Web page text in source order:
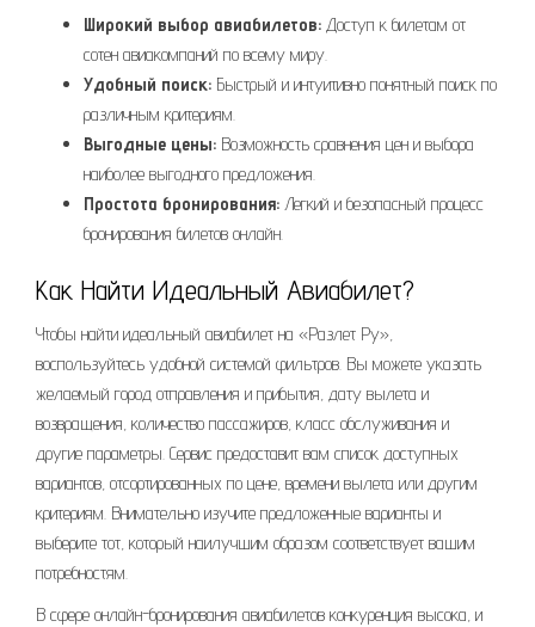
Широкий выбор авиабилетов: Доступ к билетам от
сотен авиакомпаний по всему миру.
Удобный поиск: Быстрый и интуитивно понятный поиск по
различным критериям.
Выгодные цены: Возможность сравнения цен и выбора
наиболее выгодного предложения.
Простота бронирования: Легкий и безопасный процесс
бронирования билетов онлайн.
Как Найти Идеальный Авиабилет?
Чтобы найти идеальный авиабилет на «Разлет Ру»,
воспользуйтесь удобной системой фильтров. Вы можете указать
желаемый город отправления и прибытия, дату вылета и
возвращения, количество пассажиров, класс обслуживания и
другие параметры. Сервис предоставит вам список доступных
вариантов, отсортированных по цене, времени вылета или другим
критериям. Внимательно изучите предложенные варианты и
выберите тот, который наилучшим образом соответствует вашим
потребностям.
В сфере онлайн-бронирования авиабилетов конкуренция высока, и